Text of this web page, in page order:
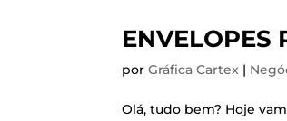
ENVELOPES
porGráfica Cartex |
Olá, tudo bem? Hoje